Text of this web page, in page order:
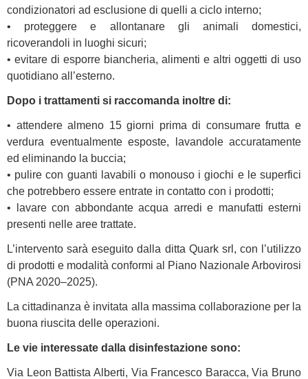
condizionatori ad esclusione di quelli a ciclo interno;
• proteggere e allontanare gli animali domestici,
ricoverandoli in luoghi sicuri;
• evitare di esporre biancheria, alimenti e altri oggetti di uso
quotidiano all’esterno.
Dopo i trattamenti si raccomanda inoltre di:
• attendere almeno 15 giorni prima di consumare frutta e
verdura eventualmente esposte, lavandole accuratamente
ed eliminando la buccia;
• pulire con guanti lavabili o monouso i giochi e le superfici
che potrebbero essere entrate in contatto con i prodotti;
• lavare con abbondante acqua arredi e manufatti esterni
presenti nelle aree trattate.
L’intervento sarà eseguito dalla ditta Quark srl, con l’utilizzo
di prodotti e modalità conformi al Piano Nazionale Arbovirosi
(PNA 2020–2025).
La cittadinanza è invitata alla massima collaborazione per la
buona riuscita delle operazioni.
Le vie interessate dalla disinfestazione sono:
Via Leon Battista Alberti, Via Francesco Baracca, Via Bruno